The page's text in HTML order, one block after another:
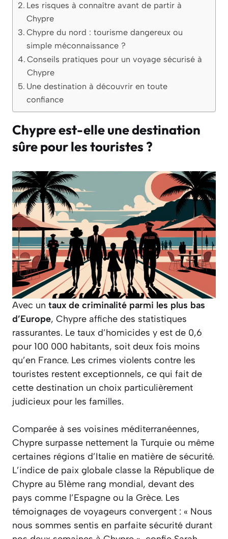
Les risques à connaître avant de partir à
Chypre
Chypre du nord : tourisme dangereux ou
simple méconnaissance ?
Conseils pratiques pour un voyage sécurisé à
Chypre
Une destination à découvrir en toute
confiance
Chypre est-elle une destination
sûre pour les touristes ?
Avec un taux de criminalité parmi les plus bas
d’Europe, Chypre affiche des statistiques
rassurantes. Le taux d’homicides y est de 0,6
pour 100 000 habitants, soit deux fois moins
qu’en France. Les crimes violents contre les
touristes restent exceptionnels, ce qui fait de
cette destination un choix particulièrement
judicieux pour les familles.
Comparée à ses voisines méditerranéennes,
Chypre surpasse nettement la Turquie ou même
certaines régions d’Italie en matière de sécurité.
L’indice de paix globale classe la République de
Chypre au 51ème rang mondial, devant des
pays comme l’Espagne ou la Grèce. Les
témoignages de voyageurs convergent : « Nous
nous sommes sentis en parfaite sécurité durant